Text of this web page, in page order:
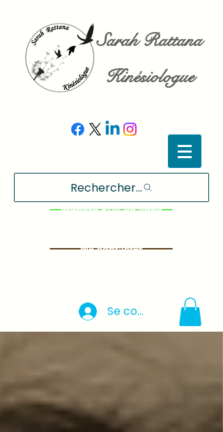
Sarah Rattana
Kinésiologue
Rechercher...
Prendre RDV en ligne
Me contacter
Se connecter